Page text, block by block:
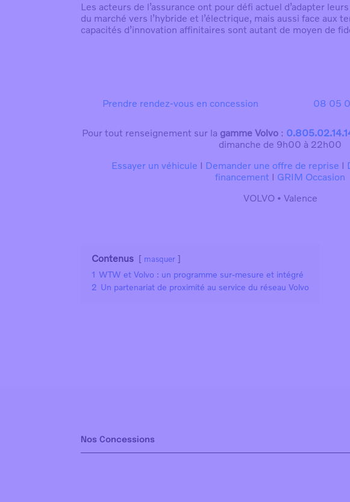
Les acteurs de l’assurance ont pour défi actuel d’adapter
du marché vers l’hybride et l’électrique, mais aussi face aux
capacités d’innovation affinitaires sont autant de moyen de
Prendre rendez-vous en concession 08 05
Pour tout renseignement sur la gamme Volvo :
dimanche de 9h00 à 22h00
Essayer un véhicule I Demander une offre de reprise I
financement I GRIM Occasion
VOLVO • Valence
Contenus masquer
1 WTW et Volvo : un programme sur-mesure et intégré
2 Un partenariat de proximité au service du réseau Volvo
Nos Concessions